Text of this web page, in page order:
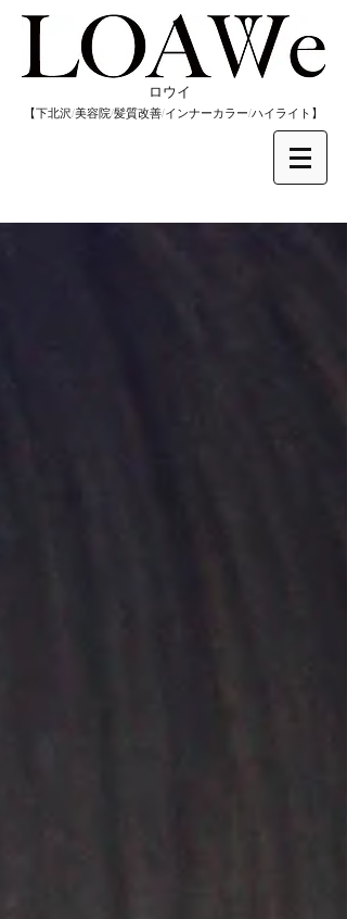
​ロウイ
​【下北沢/美容院/髪質改善/インナーカラー/​ハイライト】